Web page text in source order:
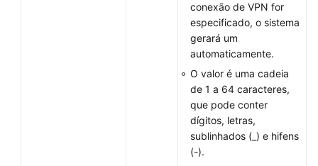
conexão de VPN for
especificado, o sistema
gerará um
automaticamente.
O valor é uma cadeia
de 1 a 64 caracteres,
que pode conter
dígitos, letras,
sublinhados (_) e hifens
(-).